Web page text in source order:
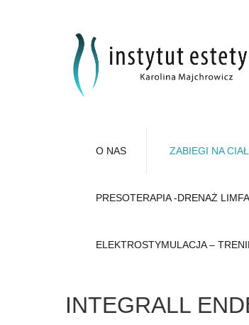
O NAS ZABIEGI NA
PRESOTERAPIA -DRENAŻ
ELEKTROSTYMULACJA –
INTEGRALL